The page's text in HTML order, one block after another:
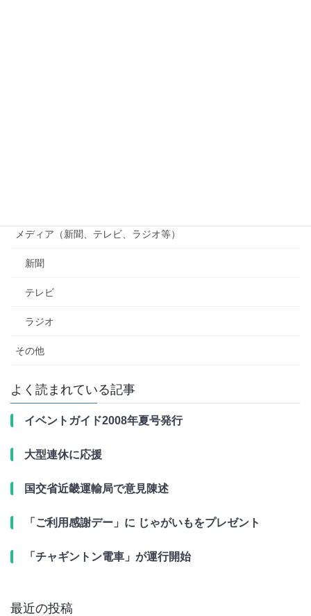
メディア（新聞、テレビ、ラジオ等）
新聞
テレビ
ラジオ
その他
よく読まれている記事
イベントガイド2008年夏号発行
大型連休に応援
国交省近畿運輸局で意見陳述
「ご利用感謝デー」に じゃがいもをプレゼント
「チャギントン電車」が運行開始
最近の投稿